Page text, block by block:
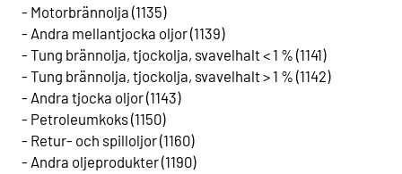
- Motorbrännolja (1135)
- Andra mellantjocka oljor (1139)
- Tung brännolja, tjockolja, svavelhalt < 1 % (1141)
- Tung brännolja, tjockolja, svavelhalt > 1 % (1142)
- Andra tjocka oljor (1143)
- Petroleumkoks (1150)
- Retur- och spilloljor (1160)
- Andra oljeprodukter (1190)